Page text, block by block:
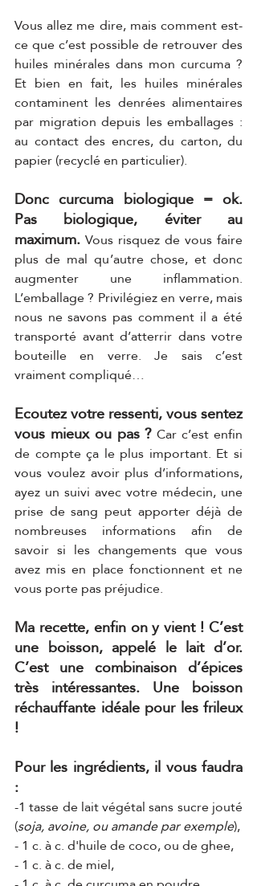
Vous allez me dire, mais comment est-
ce que c’est possible de retrouver des
huiles minérales dans mon curcuma ?
Et bien en fait, les huiles minérales
contaminent les denrées alimentaires
par migration depuis les emballages :
au contact des encres, du carton, du
papier (recyclé en particulier).
Donc curcuma biologique = ok.
Pas biologique, éviter au
maximum. Vous risquez de vous faire
plus de mal qu’autre chose, et donc
augmenter une inflammation.
L’emballage ? Privilégiez en verre, mais
nous ne savons pas comment il a été
transporté avant d’atterrir dans votre
bouteille en verre. Je sais c’est
vraiment compliqué…
Ecoutez votre ressenti, vous sentez
vous mieux ou pas ? Car c’est enfin
de compte ça le plus important. Et si
vous voulez avoir plus d’informations,
ayez un suivi avec votre médecin, une
prise de sang peut apporter déjà de
nombreuses informations afin de
savoir si les changements que vous
avez mis en place fonctionnent et ne
vous porte pas préjudice.
Ma recette, enfin on y vient ! C’est
une boisson, appelé le lait d’or.
C’est une combinaison d’épices
très intéressantes. Une boisson
réchauffante idéale pour les frileux
!
Pour les ingrédients, il vous faudra
:
-1 tasse de lait végétal sans sucre jouté
(soja, avoine, ou amande par exemple
- 1 c. à c. d'huile de coco, ou de ghee,
- 1 c. à c. de miel,